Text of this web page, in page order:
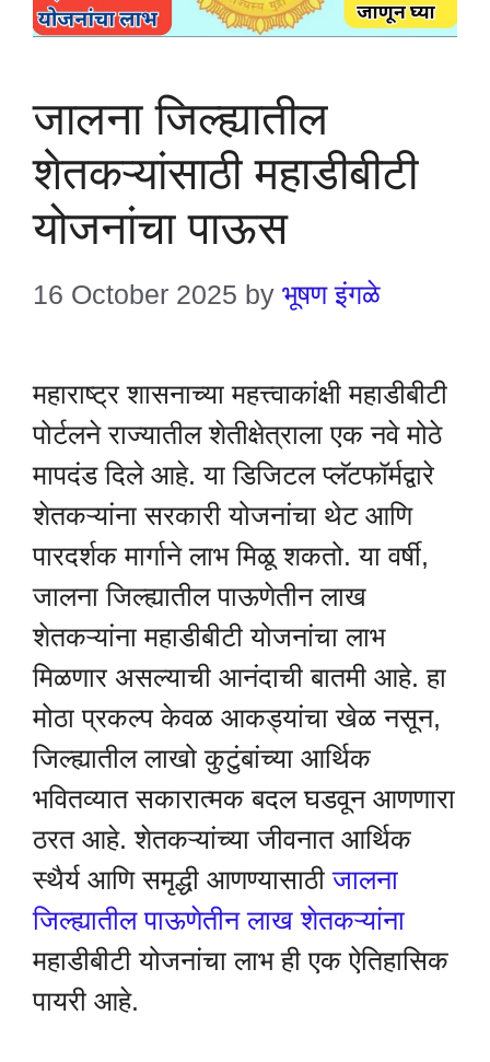
जालना जिल्ह्यातील
शेतकऱ्यांसाठी महाडीबीटी
योजनांचा पाऊस
16 October 2025 by भूषण इंगळे
महाराष्ट्र शासनाच्या महत्त्वाकांक्षी महाडीबीटी
पोर्टलने राज्यातील शेतीक्षेत्राला एक नवे मोठे
मापदंड दिले आहे. या डिजिटल प्लॅटफॉर्मद्वारे
शेतकऱ्यांना सरकारी योजनांचा थेट आणि
पारदर्शक मार्गाने लाभ मिळू शकतो. या वर्षी,
जालना जिल्ह्यातील पाऊणेतीन लाख
शेतकऱ्यांना महाडीबीटी योजनांचा लाभ
मिळणार असल्याची आनंदाची बातमी आहे. हा
मोठा प्रकल्प केवळ आकड्यांचा खेळ नसून,
जिल्ह्यातील लाखो कुटुंबांच्या आर्थिक
भवितव्यात सकारात्मक बदल घडवून आणणारा
ठरत आहे. शेतकऱ्यांच्या जीवनात आर्थिक
स्थैर्य आणि समृद्धी आणण्यासाठीजालना
जिल्ह्यातील पाऊणेतीन लाख शेतकऱ्यांना
महाडीबीटी योजनांचा लाभ ही एक ऐतिहासिक
पायरी आहे.